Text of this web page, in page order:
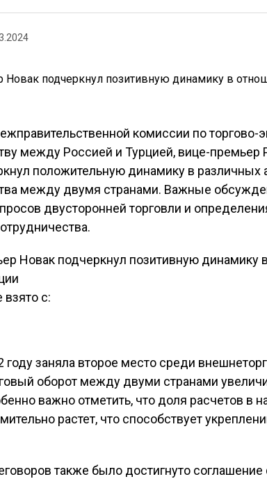
комиссии по торгово-
между Россией и Турцией, вице-премьер
положительную динамику в различных
между двумя странами. Важные
двусторонней торговли и
с:
году заняла второе место среди
оборот между двуми странами
важно отметить, что доля расчетов в
растет, что способствует
также было достигнуто